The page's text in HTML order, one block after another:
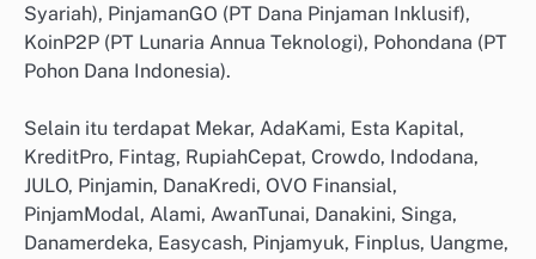
Syariah), PinjamanGO (PT Dana Pinjaman Inklusif),
KoinP2P (PT Lunaria Annua Teknologi), Pohondana (PT
Pohon Dana Indonesia).
Selain itu terdapat Mekar, AdaKami, Esta Kapital,
KreditPro, Fintag, RupiahCepat, Crowdo, Indodana,
JULO, Pinjamin, DanaKredi, OVO Finansial,
PinjamModal, Alami, AwanTunai, Danakini, Singa,
Danamerdeka, Easycash, Pinjamyuk, Finplus, Uangme,